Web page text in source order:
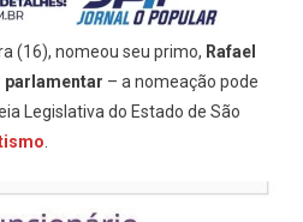
(16), nomeou seu primo, Rafael
parlamentar – a nomeação pode
Legislativa do Estado de São